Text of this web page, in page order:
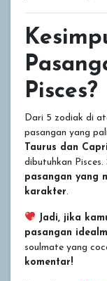
Pisces?
Dari 5 zodiak di
pasangan yang
Taurus dan
dibutuhkan
pasangan yang
karakter.
Jadi, jika
pasangan
soulmate yang
komentar!